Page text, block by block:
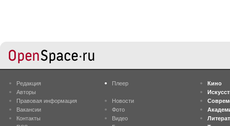
Редакция
Авторы
Правовая информация
Вакансии
Контакты
Плеер
Новости
Фото
Видео
Кино